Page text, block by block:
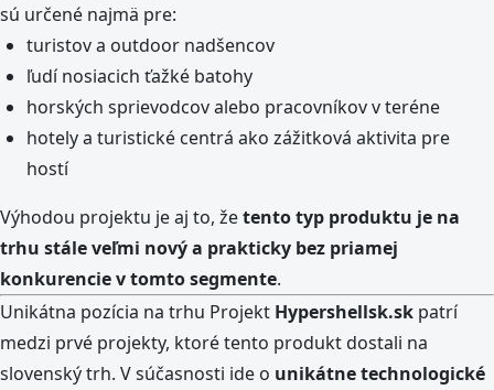
sú určené najmä pre:
turistov a outdoor nadšencov
ľudí nosiacich ťažké batohy
horských sprievodcov alebo pracovníkov v teréne
hotely a turistické centrá ako zážitková aktivita pre
hostí
Výhodou projektu je aj to, žetento typ produktu je na
trhu stále veľmi nový a prakticky bez priamej
konkurencie v tomto segmente.
Unikátna pozícia na trhu Projekt Hypershellsk.sk patrí
medzi prvé projekty, ktoré tento produkt dostali na
slovenský trh. V súčasnosti ide o unikátne technologické